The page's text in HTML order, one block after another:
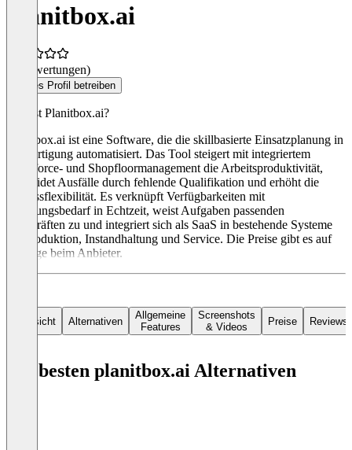
planitbox.ai
(0 Bewertungen)
Dieses Profil betreiben
Was ist Planitbox.ai?
Planitbox.ai ist eine Software, die die skillbasierte Einsatzplanung in
der Fertigung automatisiert. Das Tool steigert mit integriertem
Workforce- und Shopfloormanagement die Arbeitsproduktivität,
vermeidet Ausfälle durch fehlende Qualifikation und erhöht die
Prozessflexibilität. Es verknüpft Verfügbarkeiten mit
Fertigungsbedarf in Echtzeit, weist Aufgaben passenden
Fachkräften zu und integriert sich als SaaS in bestehende Systeme
für Produktion, Instandhaltung und Service. Die Preise gibt es auf
Anfrage beim Anbieter.
Übersicht Alternativen
Allgemeine
Features
Screenshots
& Videos
Preise Reviews
Die besten planitbox.ai Alternativen